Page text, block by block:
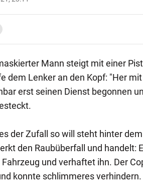
Mann steigt mit einer
dem Lenker an den Kopf: "Her
erst seinen Dienst begonnen
der Zufall so will steht hinter
den Raubüberfall und handelt:
und verhaftet ihn. Der
konnte schlimmeres